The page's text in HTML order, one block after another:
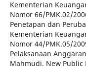
Kementerian
Nomor 66/PMK.02/
Penetapan dan
Kementerian
Nomor 44/PMK.05/
Pelaksanaan
Mahmudi. New Public